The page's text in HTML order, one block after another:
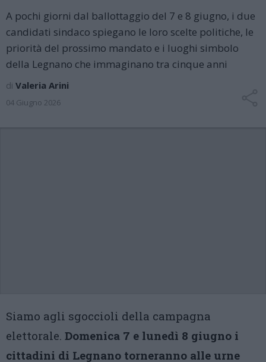
A pochi giorni dal ballottaggio del 7 e 8 giugno, i due
candidati sindaco spiegano le loro scelte politiche, le
priorità del prossimo mandato e i luoghi simbolo
della Legnano che immaginano tra cinque anni
di Valeria Arini
04 Giugno 2026
Siamo agli sgoccioli della campagna
elettorale. Domenica 7 e lunedì 8 giugno i
cittadini di Legnano torneranno alle urne